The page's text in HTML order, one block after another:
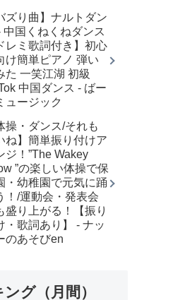
ズり曲】ナルトダン
中国くねくねダンス
レミ歌詞付き】初心
け簡単ピアノ 弾い
た 一笑江湖 初級
中国ダンス - ばー
ュージック
操・ダンス/それも
ね】簡単振り付けア
ジ！”The Wakey
”の楽しい体操で保
・幼稚園で元気に踊
！/運動会・発表会
盛り上がる！【振り
・歌詞あり】 - ナッ
のあそびen
グ（月間）